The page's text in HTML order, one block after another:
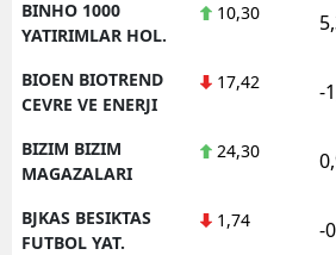
BINHO 1000
YATIRIMLAR HOL.
10,30
BIOEN BIOTREND
CEVRE VE ENERJI
17,42 -
BIZIM BIZIM
MAGAZALARI
24,30
BJKAS BESIKTAS
FUTBOL YAT.
1,74 -